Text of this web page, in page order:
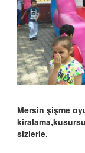
Mersin şişme
sizlerle.